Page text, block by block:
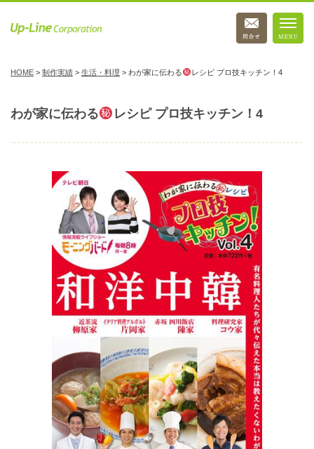
HOME > 制作実績 > 生活・料理 > わが家に伝わる レシピ プロ技キッチン！4
わが家に伝わる レシピ プロ技キッチン！4